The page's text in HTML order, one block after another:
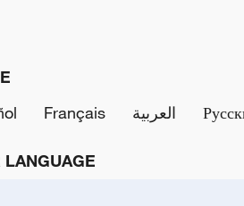
Français العربية
LANGUAGE